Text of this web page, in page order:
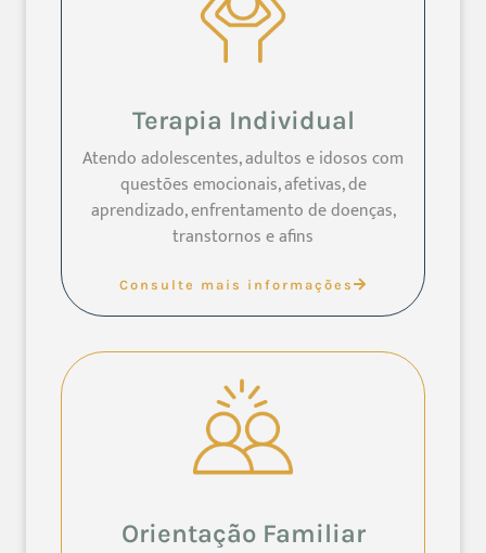
Terapia Individual
Atendo adolescentes, adultos e idosos com
questões emocionais, afetivas, de
aprendizado, enfrentamento de doenças,
transtornos e afins
Consulte mais informações
Orientação Familiar